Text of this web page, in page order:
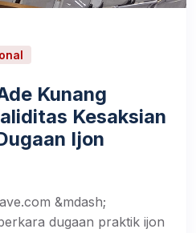
Kunang
Kesaksian
Ijon
&mdash;
dugaan praktik ijon